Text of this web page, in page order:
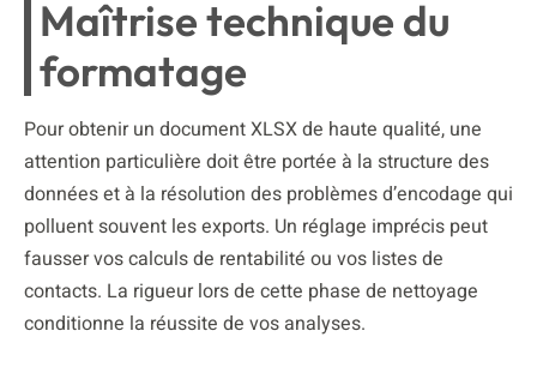
Maîtrise technique du
formatage
Pour obtenir un document XLSX de haute qualité, une
attention particulière doit être portée à la structure des
données et à la résolution des problèmes d’encodage qui
polluent souvent les exports. Un réglage imprécis peut
fausser vos calculs de rentabilité ou vos listes de
contacts. La rigueur lors de cette phase de nettoyage
conditionne la réussite de vos analyses.